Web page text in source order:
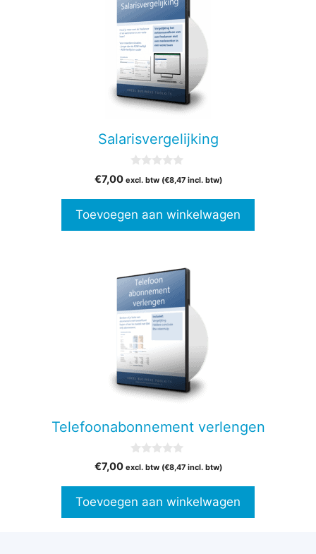
Salarisvergelijking
v
5
€7,00 excl. btw (€8,47incl. btw)
Toevoegen aan winkelwagen
Telefoonabonnement verlengen
v
5
€7,00 excl. btw (€8,47incl. btw)
Toevoegen aan winkelwagen